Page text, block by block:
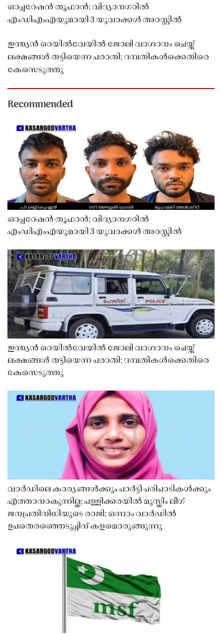
ഓപ്പറേഷൻ തൂഫാൻ; വിദ്യാനഗറിൽ
എംഡിഎംഎയുമായി 3 യുവാക്കൾ അറസ്റ്റിൽ
ഇന്ത്യൻ റെയിൽവേയിൽ ജോലി വാഗ്ദാനം ചെയ്ത്
ലക്ഷങ്ങൾ തട്ടിയെന്ന പരാതി; ദമ്പതികൾക്കെതിരെ
കേസെടുത്തു
Recommended
ഓപ്പറേഷൻ തൂഫാൻ; വിദ്യാനഗറിൽ
എംഡിഎംഎയുമായി 3 യുവാക്കൾ അറസ്റ്റിൽ
ഇന്ത്യൻ റെയിൽവേയിൽ ജോലി വാഗ്ദാനം ചെയ്ത്
ലക്ഷങ്ങൾ തട്ടിയെന്ന പരാതി; ദമ്പതികൾക്കെതിരെ
കേസെടുത്തു
വാർഡിലെ കാര്യങ്ങൾക്കും പാർട്ടി പരിപാടികൾക്കും
എത്താനാകുന്നില്ല; പള്ളിക്കരയിൽ മുസ്ലിം ലീഗ്
ജനപ്രതിനിധിയുടെ രാജി; ഒന്നാം വാർഡിൽ
ഉപതെരഞ്ഞെടുപ്പിന് കളമൊരുങ്ങുന്നു